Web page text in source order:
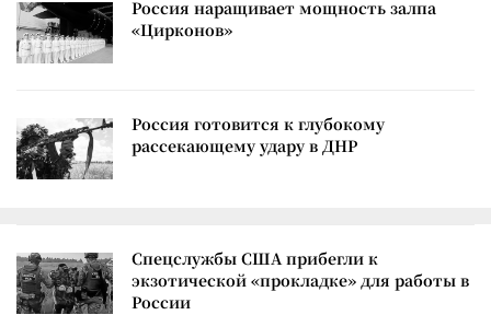
Россия наращивает мощность залпа
«Цирконов»
Россия готовится к глубокому
рассекающему удару в ДНР
Спецслужбы США прибегли к
экзотической «прокладке» для работы в
России